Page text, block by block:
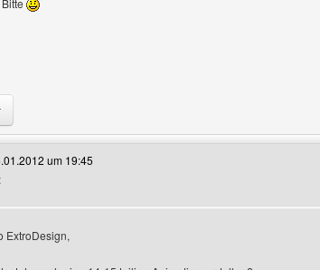
dieses Benutzers besuchen: mrquirinho
Profile anzeigen
um 19:45
ExtroDesign,